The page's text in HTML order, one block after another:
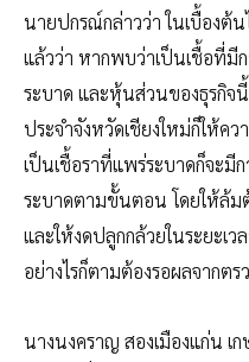
นายปกรณ์กล่าวว่า ในเบื้องต้น
แล้วว่า หากพบว่าเป็นเชื้อที่มี
ระบาด และหุ้นส่วนของธุรกิจ
ประจำจังหวัดเชียงใหม่ก็ให้ค
เป็นเชื้อราที่แพร่ระบาดก็จะ
ระบาดตามขั้นตอน โดยให้ล้ม
และให้งดปลูกกล้วยในระยะเ
อย่างไรก็ตามต้องรอผลจากต
นางนงคราญ สองเมืองแก่น เ